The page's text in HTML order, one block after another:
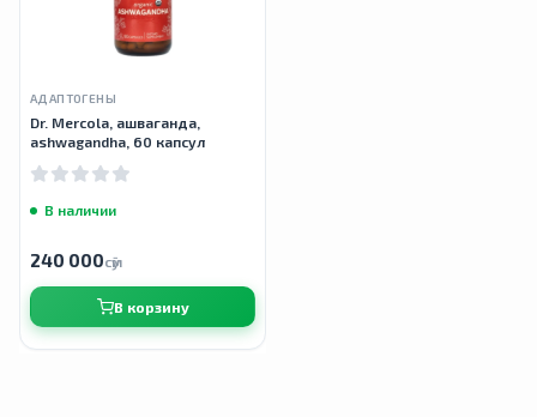
АДАПТОГЕНЫ
Dr. Mercola, ашваганда,
ashwagandha, 60 капсул
В наличии
240 000сӯм
В корзину